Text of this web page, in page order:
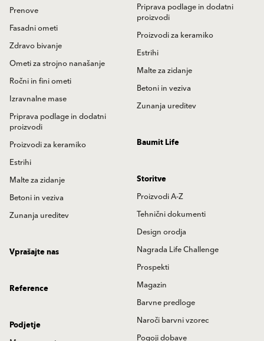
Priprava podlage in dodatni
proizvodi
Proizvodi za keramiko
Estrihi
Malte za zidanje
Betoni in veziva
Zunanja ureditev
Prenove
Fasadni ometi
Zdravo bivanje
Ometi za strojno nanašanje
Ročni in fini ometi
Izravnalne mase
Priprava podlage in dodatni
proizvodi
Proizvodi za keramiko
Estrihi
Malte za zidanje
Betoni in veziva
Zunanja ureditev
Baumit Life
Storitve
Proizvodi A-Z
Tehnični dokumenti
Design orodja
Nagrada Life Challenge
Prospekti
Magazin
Barvne predloge
Naroči barvni vzorec
Pogoji dobave
Vprašajte nas
Reference
Podjetje